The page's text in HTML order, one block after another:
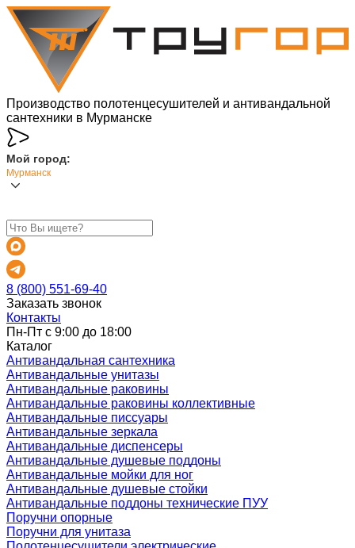
Производство полотенцесушителей и антивандальной
сантехники в Мурманске
Мой город:
Мурманск
8 (800) 551-69-40
Заказать звонок
Контакты
Пн-Пт с 9:00 до 18:00
Каталог
Антивандальная сантехника
Антивандальные унитазы
Антивандальные раковины
Антивандальные раковины коллективные
Антивандальные писсуары
Антивандальные зеркала
Антивандальные диспенсеры
Антивандальные душевые поддоны
Антивандальные мойки для ног
Антивандальные душевые стойки
Антивандальные поддоны технические ПУУ
Поручни опорные
Поручни для унитаза